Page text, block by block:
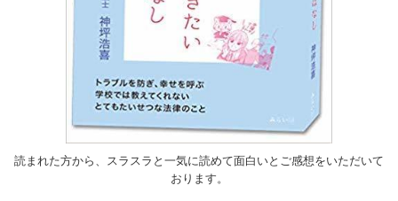
読まれた方から、スラスラと一気に読めて面白いとご感想をいただいて
おります。